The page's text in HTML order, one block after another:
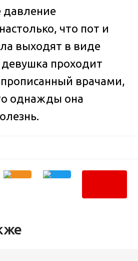
давление
что пот и
выходят в виде
девушка проходит
прописанный врачами,
однажды она